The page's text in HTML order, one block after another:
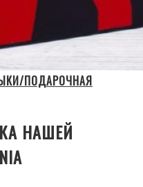
ПОДАРОЧНАЯ
НАШЕЙ